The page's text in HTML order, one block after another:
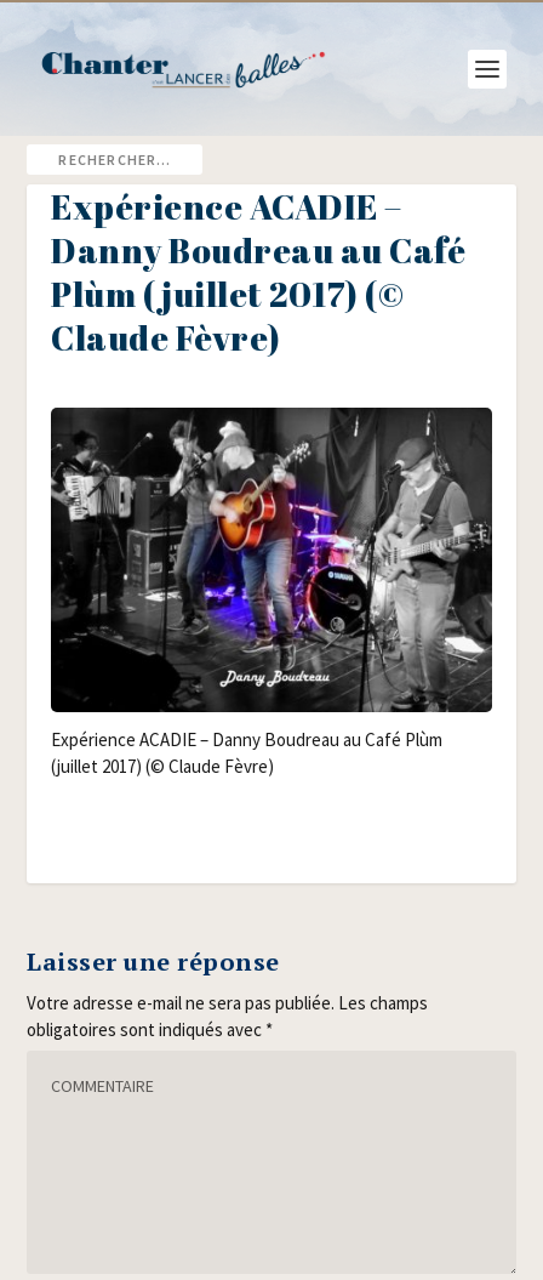
Expérience ACADIE –
Danny Boudreau au Café
Plùm (juillet 2017) (©
Claude Fèvre)
Expé­rience ACADIE – Dan­ny Bou­dreau au Café Plùm
(juillet 2017) (© Claude Fèvre)
Laisser une réponse
Votre adresse e-mail ne sera pas publiée. Les champs
obligatoires sont indiqués avec *